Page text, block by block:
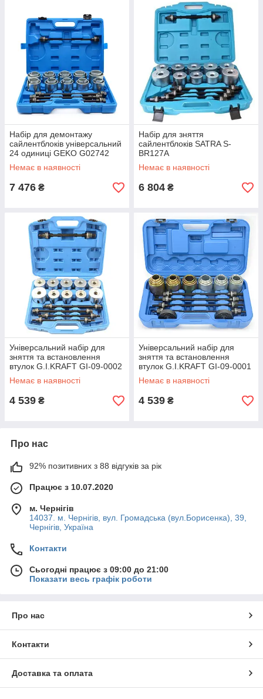
Набір для демонтажу
сайлентблоків універсальний
24 одиниці GEKO G02742
Немає в наявності
7 476 ₴
Набір для зняття
сайлентблоків SATRA S-
BR127A
Немає в наявності
6 804 ₴
Універсальний набір для
зняття та встановлення
втулок G.I.KRAFT GI-09-0002
Немає в наявності
4 539 ₴
Універсальний набір для
зняття та встановлення
втулок G.I.KRAFT GI-09-0001
Немає в наявності
4 539 ₴
Про нас
92% позитивних з 88 відгуків за рік
Працює з 10.07.2020
м. Чернігів
14037. м. Чернігів, вул. Громадська (вул.Борисенка), 39,
Чернігів, Україна
Контакти
Сьогодні працює з 09:00 до 21:00
Показати весь графік роботи
Про нас
Контакти
Доставка та оплата